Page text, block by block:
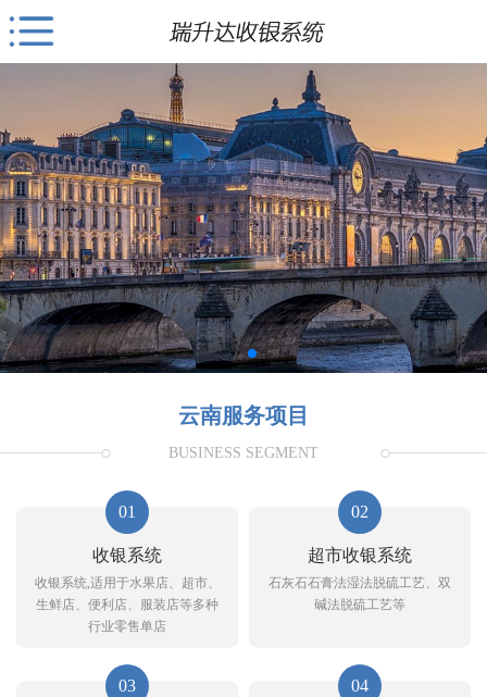
云南服务项目
BUSINESS SEGMENT
01
收银系统
收银系统,适用于水果店、超市、
生鲜店、便利店、服装店等多种
行业零售单店
02
超市收银系统
石灰石石膏法湿法脱硫工艺、双
碱法脱硫工艺等
03 04